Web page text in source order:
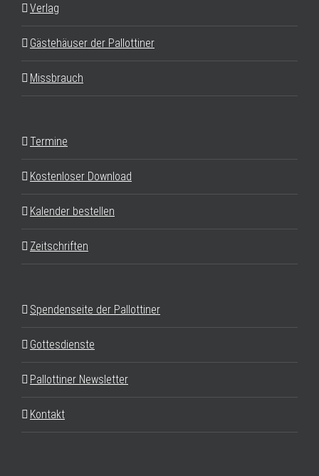
Verlag
Gästehäuser der Pallottiner
Missbrauch
Termine
Kostenloser Download
Kalender bestellen
Zeitschriften
Spendenseite der Pallottiner
Gottesdienste
Pallottiner Newsletter
Kontakt